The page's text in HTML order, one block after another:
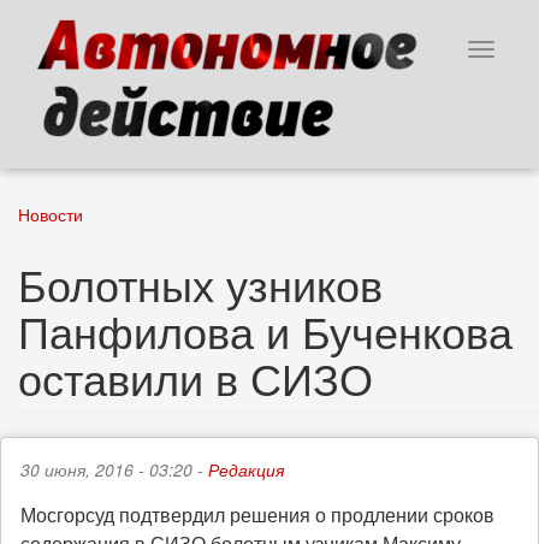
основному
содержанию
Toggle
Новости
Болотных узников
Панфилова и Бученкова
оставили в СИЗО
30 июня, 2016 - 03:20 - Редакция
Мосгорсуд подтвердил решения о продлении сроков